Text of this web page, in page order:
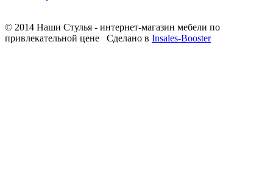
© 2014 Наши Стулья - интернет-магазин мебели по
привлекательной цене
Сделано в Insales-Booster